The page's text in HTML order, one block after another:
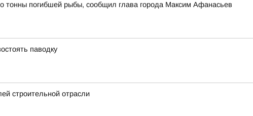
тонны погибшей рыбы, сообщил глава города Максим Афанасьев
паводку
строительной отрасли